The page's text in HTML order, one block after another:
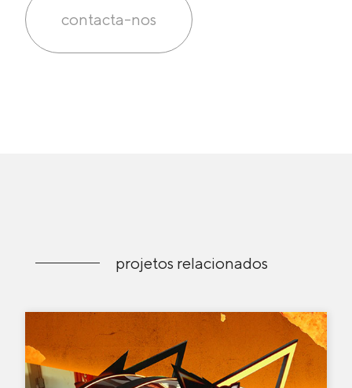
contacta-nos
projetos relacionados